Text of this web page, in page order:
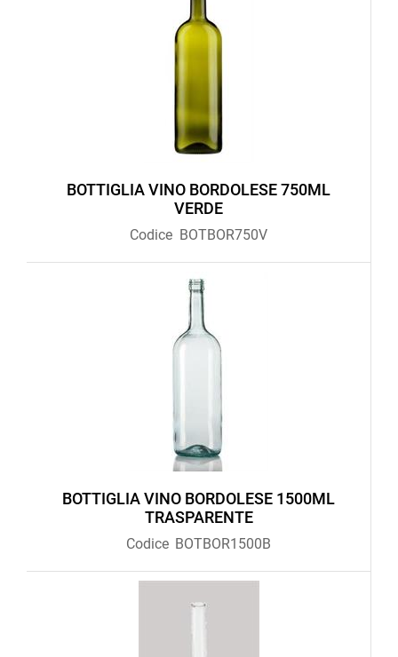
BOTTIGLIA VINO BORDOLESE 750ML
VERDE
Codice BOTBOR750V
BOTTIGLIA VINO BORDOLESE 1500ML
TRASPARENTE
Codice BOTBOR1500B